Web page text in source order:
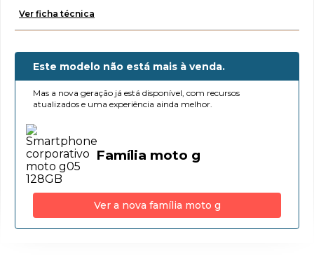
8º moto g56
10º g06
Ver ficha técnica
Este modelo não está mais à venda.
Mas a nova geração já está disponível, com recursos
atualizados e uma experiência ainda melhor.
Família moto g
Ver a nova família moto g